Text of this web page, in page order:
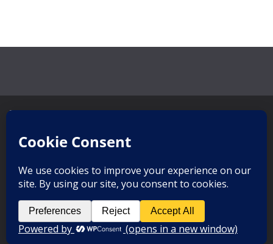
ht ©
Kurseels
orge
Bad Wurzach. All rights reserved.
Theme:ColorMag Proby ThemeGrill. Powered by